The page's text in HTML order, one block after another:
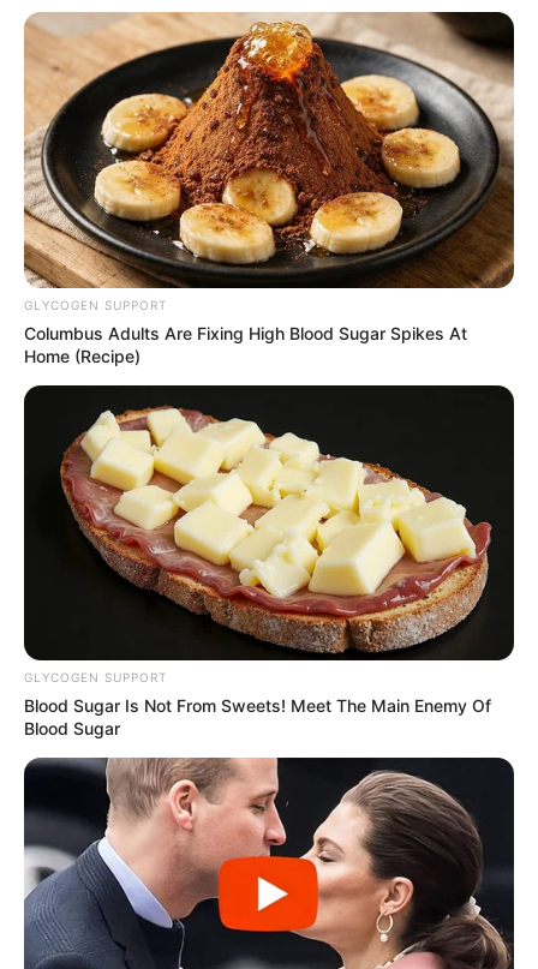
News
ΤΑ ΠΙΟ ΔΗΜΟΦΙΛΗ
GLYCOGEN SUPPORT
Columbus Adults Are Fixing High Blood Sugar Spikes At
Home (Recipe)
GLYCOGEN SUPPORT
Blood Sugar Is Not From Sweets! Meet The Main Enemy Of
Blood Sugar